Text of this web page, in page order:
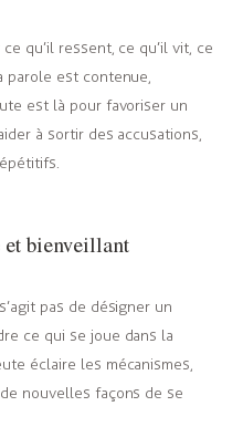
qu’il ressent, ce qu’il vit, ce
parole est contenue,
est là pour favoriser un
à sortir des accusations,
et bienveillant
pas de désigner un
ce qui se joue dans la
éclaire les mécanismes,
nouvelles façons de se